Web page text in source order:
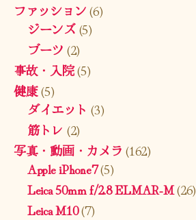
ファッション(6)
ジーンズ(5)
ブーツ (2)
事故・入院(5)
健康(5)
ダイエット (3)
筋トレ (2)
写真・動画・カメラ (162)
Apple iPhone7(5)
Leica 50mm f/2.8 ELMAR-M(26)
Leica M10(7)